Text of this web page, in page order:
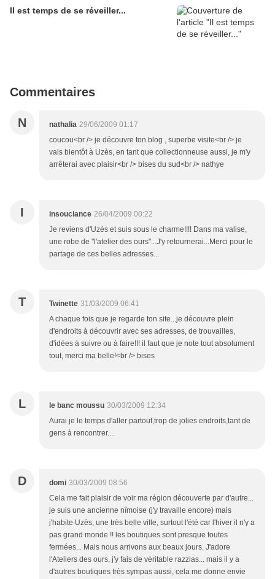
Il est temps de se réveiller...
Commentaires
N nathalia 29/06/2009 01:17
coucou<br /> je découvre ton blog , superbe visite<br /> je
vais bientôt à Uzès, en tant que collectionneuse aussi, je m'y
arrêterai avec plaisir<br /> bises du sud<br /> nathye
I insouciance 26/04/2009 00:22
Je reviens d'Uzès et suis sous le charme!!!! Dans ma valise,
une robe de "l'atelier des ours"...J'y retournerai...Merci pour le
partage de ces belles adresses...
T Twinette 31/03/2009 06:41
A chaque fois que je regarde ton site...je découvre plein
d'endroits à découvrir avec ses adresses, de trouvailles,
d'idées à suivre ou à faire!!! il faut que je note tout absolument
tout, merci ma belle!<br /> bises
L le banc moussu 30/03/2009 12:34
Aurai je le temps d'aller partout,trop de jolies endroits,tant de
gens à rencontrer....
D domi 30/03/2009 08:56
Cela me fait plaisir de voir ma région découverte par d'autre...
je suis une ancienne nîmoise (j'y travaille encore) mais
j'habite Uzès, une très belle ville, surtout l'été car l'hiver il n'y a
pas grand monde !! les boutiques sont presque toutes
fermées... Mais nous arrivons aux beaux jours. J'adore
l'Ateliers des ours, j'y fais de véritable razzias... mais il y a
d'autres boutiques très sympas aussi, cela me donne envie